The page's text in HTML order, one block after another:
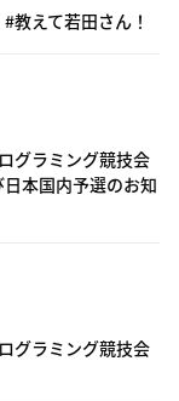
教えて若田さん！
グラミング競技会
本国内予選のお知
グラミング競技会